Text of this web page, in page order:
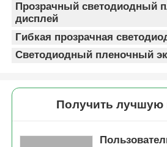
Прозрачный светодиодный
дисплей
Гибкая прозрачная
Светодиодный пленочный
Получить лучшую